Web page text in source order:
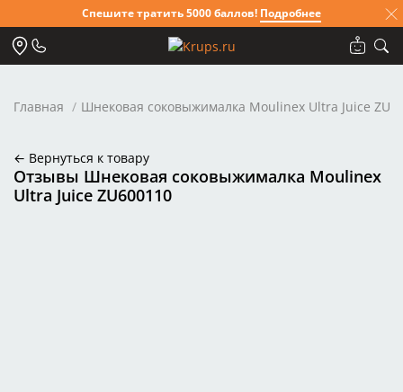
Спешите тратить 5000 баллов! Подробнее
Главная Шнековая соковыжималка Moulinex Ultra Juice
← Вернуться к товару
Отзывы Шнековая соковыжималка Moulinex
Ultra Juice ZU600110